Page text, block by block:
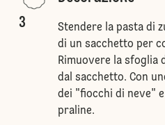
3
Stendere la pasta di
di un sacchetto per
Rimuovere la sfoglia
dal sacchetto. Con
dei "fiocchi di neve"
praline.